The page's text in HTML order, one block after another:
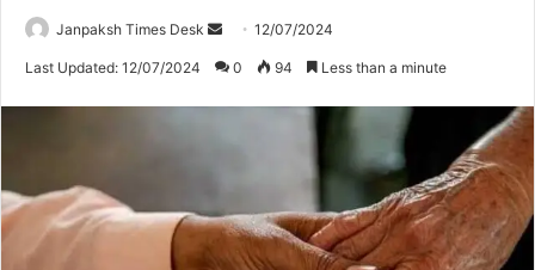
Janpaksh Times Desk
e
m
a
12/07/2024
Last Updated: 12/07/2024 0 94 Less than a minute